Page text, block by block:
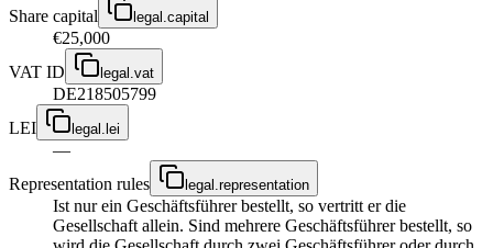
Share capital
legal.capital
€25,000
VAT ID
legal.vat
DE218505799
LEI
legal.lei
—
Representation rules
legal.representation
Ist nur ein Geschäftsführer bestellt, so vertritt er die
Gesellschaft allein. Sind mehrere Geschäftsführer bestellt, so